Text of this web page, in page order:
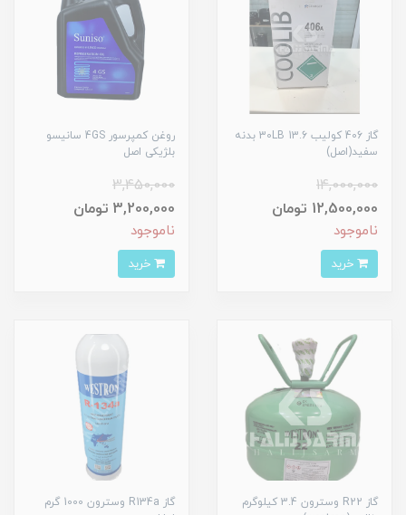
گاز 406 کولیب 13.6 30LB بدنه
سفید(اصل)
14,000,000
12,500,000 تومان
ناموجود
روغن کمپرسور 4GS سانیسو
بلژیکی اصل
3,450,000
3,200,000 تومان
ناموجود
گاز R22 وسترون 3.4 کیلوگرم
گاز R134a وسترون 1000 گرم